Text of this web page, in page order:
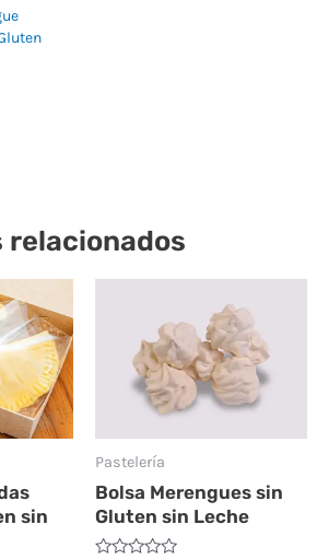
relacionados
sin
Pastelería
Bolsa Merengues sin
Gluten sin Leche